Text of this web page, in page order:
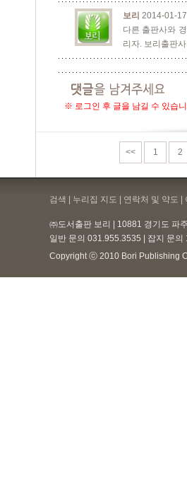
보리 2014-01-17
다른 출판사와
리자. 보리출판
※ 로그인 후 글을 남길 수 있습니
<< 1 2
검색 | 누리집 지도 | 연락처 및 약도 |
㈜도서출판 보리 | 10881 경기도 파
일반 문의 031.955.3535 | 잡지 문
Copyright ⓒ 2010 Bori Publishing